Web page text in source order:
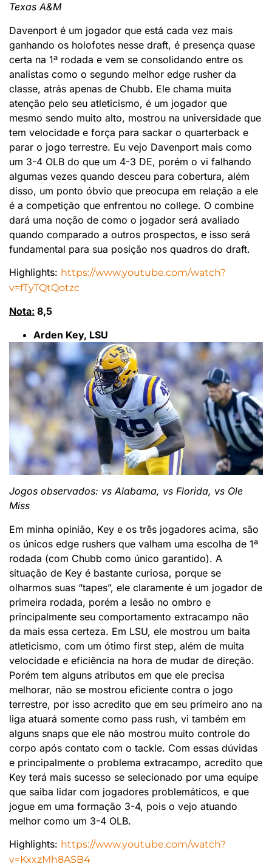
Texas A&M
Davenport é um jogador que está cada vez mais
ganhando os holofotes nesse draft, é presença quase
certa na 1ª rodada e vem se consolidando entre os
analistas como o segundo melhor edge rusher da
classe, atrás apenas de Chubb. Ele chama muita
atenção pelo seu atleticismo, é um jogador que
mesmo sendo muito alto, mostrou na universidade que
tem velocidade e força para sackar o quarterback e
parar o jogo terrestre. Eu vejo Davenport mais como
um 3-4 OLB do que um 4-3 DE, porém o vi falhando
algumas vezes quando desceu para cobertura, além
disso, um ponto óbvio que preocupa em relação a ele
é a competição que enfrentou no college. O combine
dará uma noção de como o jogador será avaliado
quando comparado a outros prospectos, e isso será
fundamental para sua posição nos quadros do draft.
Highlights: https://www.youtube.com/watch?
v=fTyTQtQotzc
Nota: 8,5
Arden Key, LSU
Jogos observados: vs Alabama, vs Florida, vs Ole
Miss
Em minha opinião, Key e os três jogadores acima, são
os únicos edge rushers que valham uma escolha de 1ª
rodada (com Chubb como único garantido). A
situação de Key é bastante curiosa, porque se
olharmos suas “tapes”, ele claramente é um jogador de
primeira rodada, porém a lesão no ombro e
principalmente seu comportamento extracampo não
da mais essa certeza. Em LSU, ele mostrou um baita
atleticismo, com um ótimo first step, além de muita
velocidade e eficiência na hora de mudar de direção.
Porém tem alguns atributos em que ele precisa
melhorar, não se mostrou eficiente contra o jogo
terrestre, por isso acredito que em seu primeiro ano na
liga atuará somente como pass rush, vi também em
alguns snaps que ele não mostrou muito controle do
corpo após contato com o tackle. Com essas dúvidas
e principalmente o problema extracampo, acredito que
Key terá mais sucesso se selecionado por uma equipe
que saiba lidar com jogadores problemáticos, e que
jogue em uma formação 3-4, pois o vejo atuando
melhor como um 3-4 OLB.
Highlights: https://www.youtube.com/watch?
v=KxxzMh8ASB4